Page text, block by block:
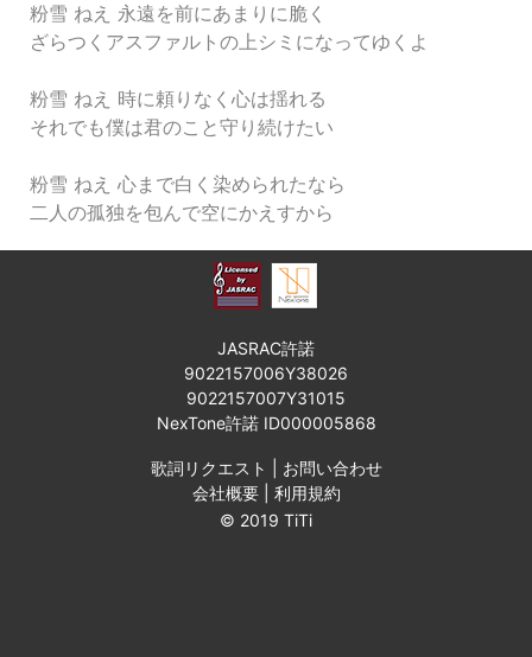
粉雪 ねえ 永遠を前にあまりに脆く
ざらつくアスファルトの上シミになってゆくよ
粉雪 ねえ 時に頼りなく心は揺れる
それでも僕は君のこと守り続けたい
粉雪 ねえ 心まで白く染められたなら
二人の孤独を包んで空にかえすから
JASRAC許諾
9022157006Y38026
9022157007Y31015
NexTone許諾 ID000005868
歌詞リクエスト
お問い合わせ
会社概要| 利用規約
© 2019 TiTi